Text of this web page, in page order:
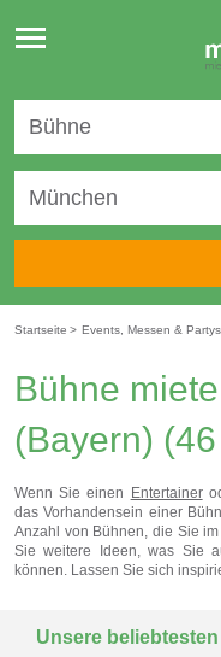
Toggle
navigation
Startseite > Events, Messen & Partys
Bühne
(Bayern)
Wenn Sie einen Entertainer
das Vorhandensein einer
Anzahl von Bühnen, die Sie
Sie weitere Ideen, was Sie
können. Lassen Sie sich
Unsere